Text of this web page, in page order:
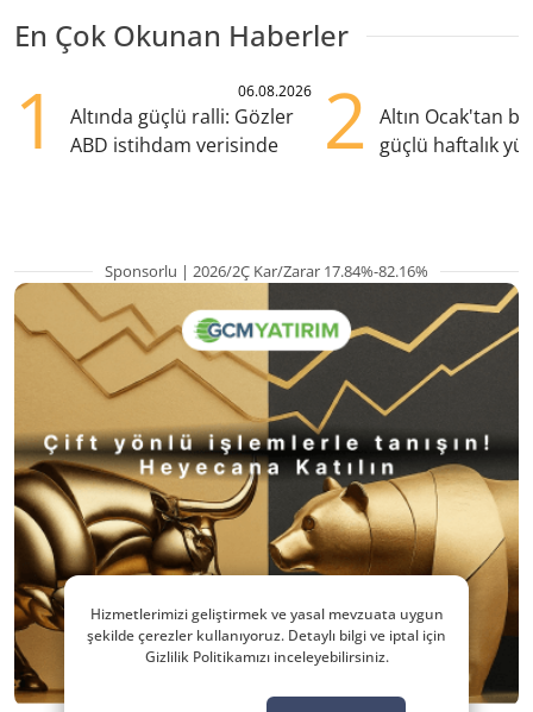
En Çok Okunan Haberler
1 06.08.2026
Altında güçlü ralli: Gözler
ABD istihdam verisinde
2
Altın Ocak'tan
güçlü haftalık
Sponsorlu | 2026/2Ç Kar/Zarar 17.84%-82.16%
Hizmetlerimizi geliştirmek ve yasal mevzuata uygun
şekilde çerezler kullanıyoruz. Detaylı bilgi ve iptal için
Gizlilik Politikamızı inceleyebilirsiniz.